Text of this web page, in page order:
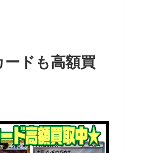
ドも高額買